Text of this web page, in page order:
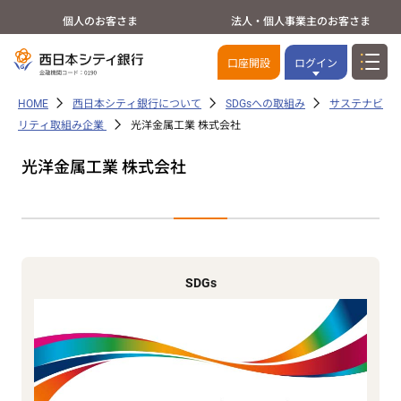
個人のお客さま 法人・個人事業主のお客さま
口座開設 ログイン
HOME 西日本シティ銀行について SDGsへの取組み
サステナビ
リティ取組み企業
光洋金属工業 株式会社
光洋金属工業 株式会社
SDGs